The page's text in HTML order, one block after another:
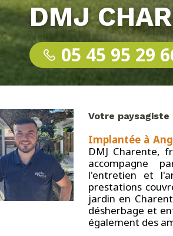
DMJ
05 45 95 29
Votre paysagiste
Implantée à
DMJ Charente,
accompagne
l'entretien et
prestations
jardin en
désherbage et
également des